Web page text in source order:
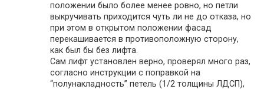
положении было более менее ровно, но петли
выкручивать приходится чуть ли не до отказа, но
при этом в открытом положении фасад
перекашивается в противоположную сторону,
как был бы без лифта.
Сам лифт установлен верно, проверял много раз,
согласно инструкции с поправкой на
“полунакладность” петель (1/2 толщины ЛДСП),